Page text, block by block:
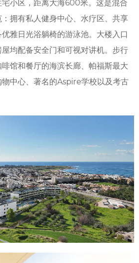
小区，距离大海600米。这是混合
拥有私人健身中心、水疗区、共享
雅日光浴躺椅的游泳池。大楼入口
均配备安全门和可视对讲机。步行
馆和餐厅的海滨长廊、帕福斯最大
中心、著名的Aspire学校以及考古